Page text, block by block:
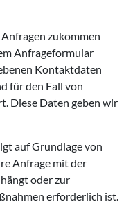
zukommen
Anfrageformular
Kontaktdaten
für den Fall von
Diese Daten geben wir
auf Grundlage von
Anfrage mit der
oder zur
erforderlich ist.